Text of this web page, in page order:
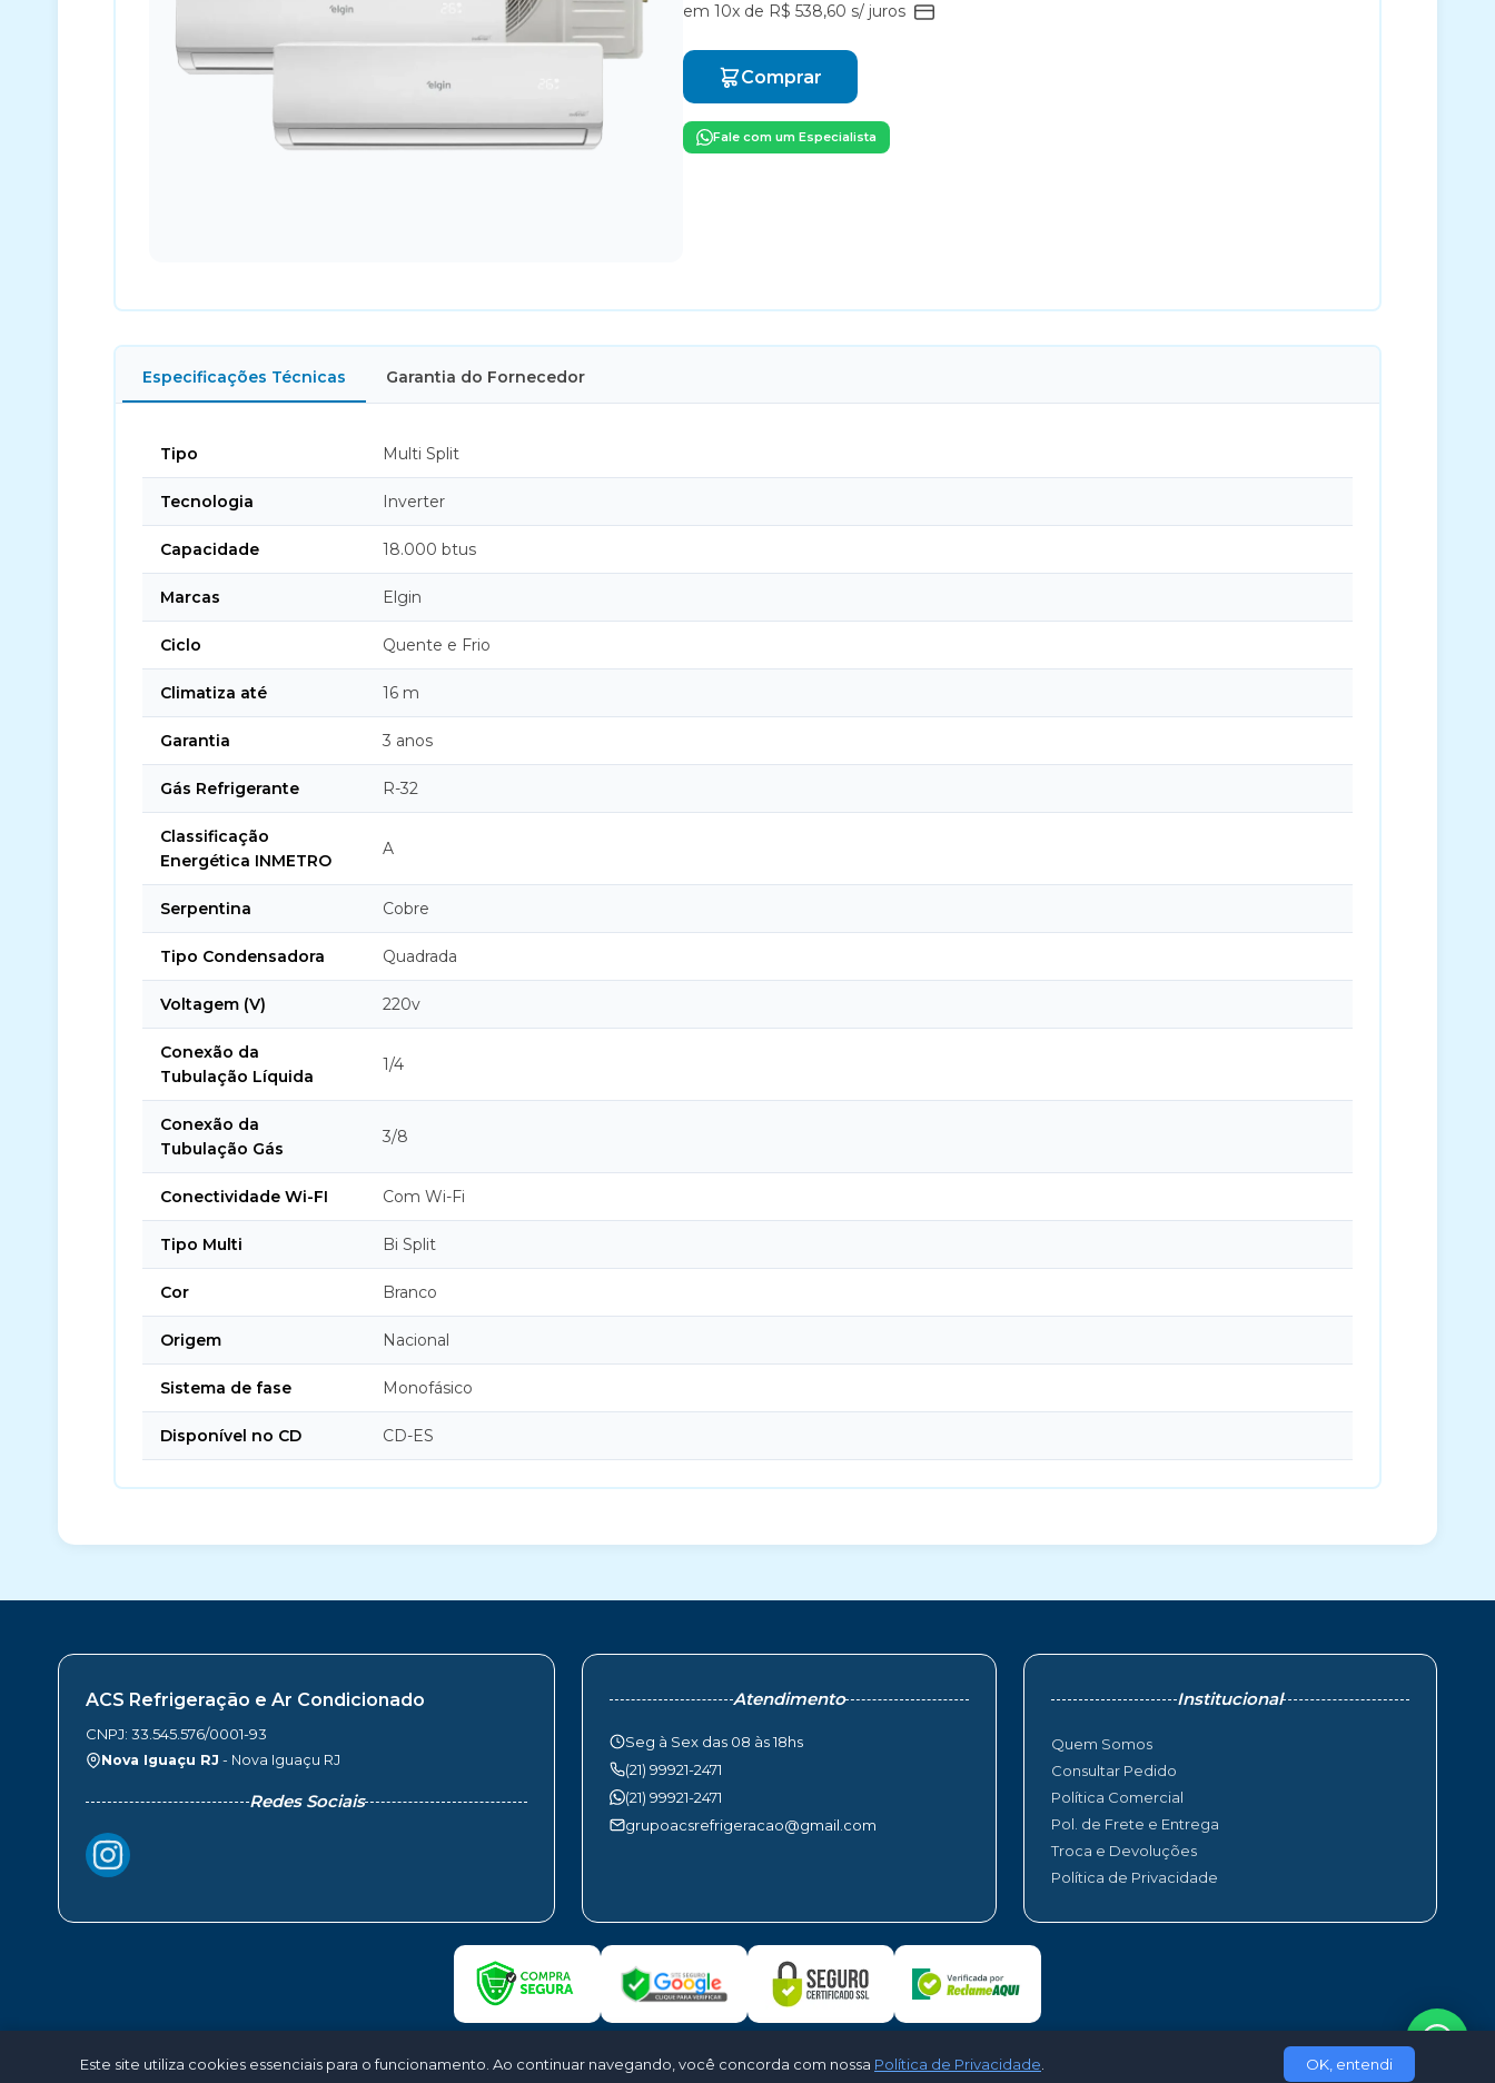
em 10x de R$ 538,60 s/ juros
Comprar
Fale com um Especialista
Especificações Técnicas Garantia do Fornecedor
Tipo Multi Split
Tecnologia Inverter
Capacidade 18.000 btus
Marcas Elgin
Ciclo Quente e Frio
Climatiza até 16 m
Garantia 3 anos
Gás Refrigerante R-32
Classificação
Energética INMETRO
A
Serpentina Cobre
Tipo Condensadora Quadrada
Voltagem (V) 220v
Conexão da
Tubulação Líquida
1/4
Conexão da
Tubulação Gás
3/8
Conectividade Wi-FI Com Wi-Fi
Tipo Multi Bi Split
Cor Branco
Origem Nacional
Sistema de fase Monofásico
Disponível no CD CD-ES
ACS Refrigeração e Ar Condicionado
CNPJ: 33.545.576/0001-93
Nova Iguaçu RJ - Nova Iguaçu RJ
Redes Sociais
Atendimento
Seg à Sex das 08 às 18hs
(21) 99921-2471
(21) 99921-2471
grupoacsrefrigeracao@gmail.com
Institucional
Quem Somos
Consultar Pedido
Política Comercial
Pol. de Frete e Entrega
Troca e Devoluções
Política de Privacidade
©2026 - ACS Refrigeração e Ar Condicionado. Todos os direitos reservados - Desenvolvido porCloudShops Web
Este site utiliza cookies essenciais para o funcionamento. Ao continuar navegando, você concorda com nossa Política de Privacidade OK, entendi